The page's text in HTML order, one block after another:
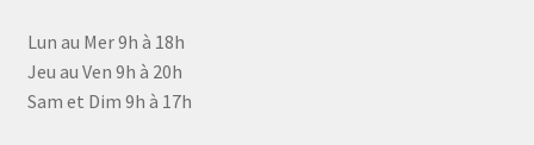
Lun au Mer 9h à 18h
Jeu au Ven 9h à 20h
Sam et Dim 9h à 17h